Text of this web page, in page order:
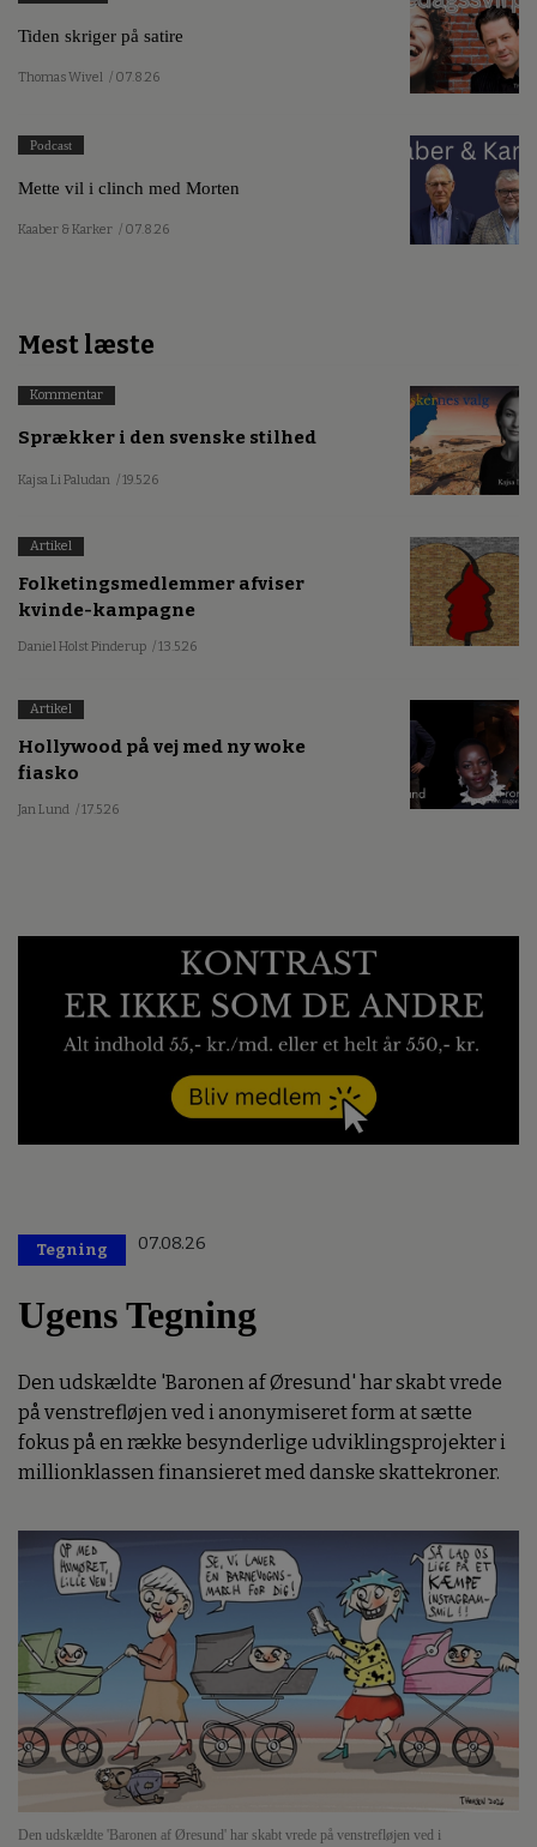
Tiden skriger på satire
Thomas Wivel / 07.8.26
Podcast
Mette vil i clinch med Morten
Kaaber & Karker / 07.8.26
Mest læste
Kommentar
Sprækker i den svenske stilhed
Kajsa Li Paludan / 19.5.26
Artikel
Folketingsmedlemmer afviser
kvinde-kampagne
Daniel Holst Pinderup / 13.5.26
Artikel
Hollywood på vej med ny woke
fiasko
Jan Lund / 17.5.26
Tegning 07.08.26
Ugens Tegning
Den udskældte 'Baronen af Øresund' har skabt vrede
på venstrefløjen ved i anonymiseret form at sætte
fokus på en række besynderlige udviklingsprojekter i
millionklassen finansieret med danske skattekroner.
Den udskældte 'Baronen af Øresund' har skabt vrede på venstrefløjen ved i